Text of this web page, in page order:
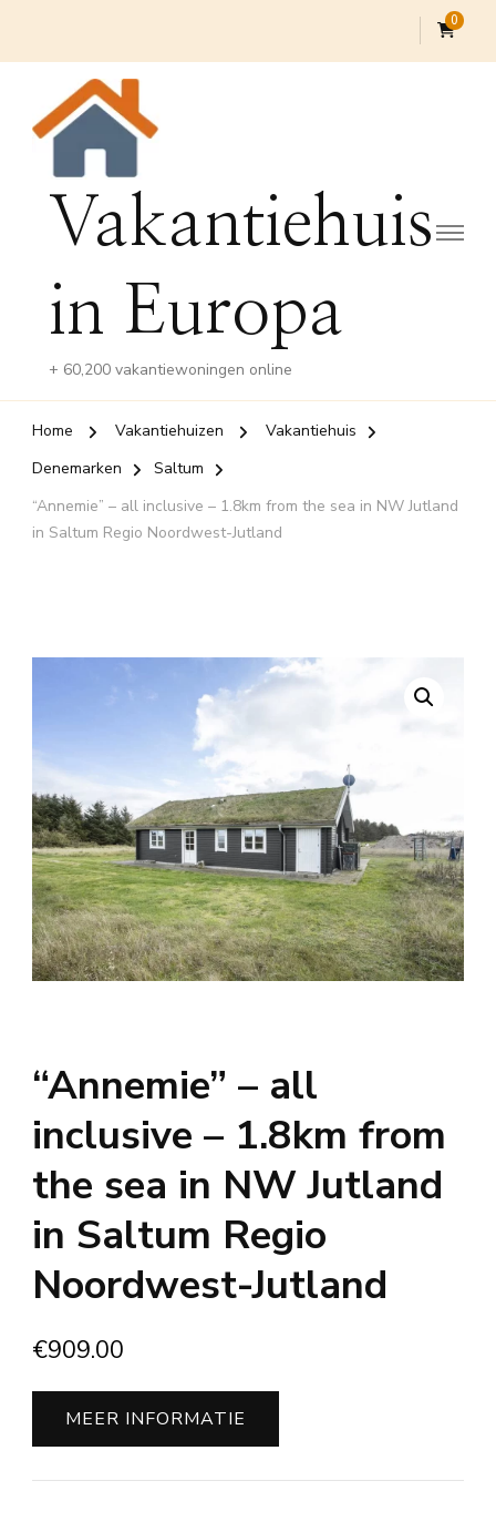
0
Vakantiehuis
in Europa
+ 60,200 vakantiewoningen online
Home Vakantiehuizen
Vakantiehuis
Denemarken
Saltum
“Annemie” – all inclusive – 1.8km from the sea in NW Jutland
in Saltum Regio Noordwest-Jutland
“Annemie” – all
inclusive – 1.8km from
the sea in NW Jutland
in Saltum Regio
Noordwest-Jutland
€909.00
MEER INFORMATIE